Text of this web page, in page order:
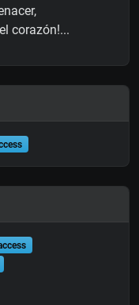
corazón!...